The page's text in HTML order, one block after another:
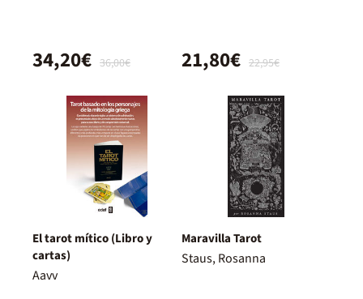
36,00€
34,20€ 22,95€
21,80€
El tarot mítico (Libro y
cartas)
Aavv
Maravilla Tarot
Staus, Rosanna